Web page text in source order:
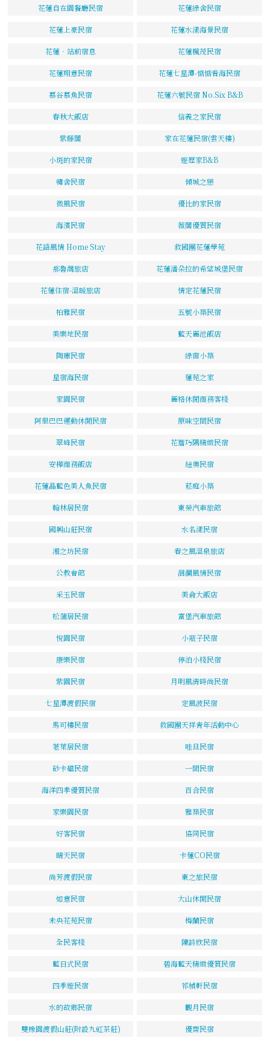
花蓮自在園餐廳民宿 花蓮綠舍民宿
花蓮上豪民宿 花蓮水漾海景民宿
花蓮‧站前宿息 花蓮楓茂民宿
花蓮翔意民宿 花蓮七星潭-惦惦看海民宿
慕谷慕魚民宿 花蓮六號民宿 No.Six B&B
春秋大飯店 信義之家民宿
紫藤閣 家在花蓮民宿(雲天樓)
小斑的家民宿 遊歷家B&B
韓舍民宿 傾城之戀
微風民宿 優比的家民宿
海濱民宿 薇閣優質民宿
花語風情 Home Stay 救國團花蓮學苑
那魯灣旅店 花蓮潘朵拉的希望城堡民宿
花蓮住宿-溫暖旅店 情定花蓮民宿
柏雅民宿 五號小築民宿
美樂地民宿 藍天麗池飯店
陶庫民宿 綠窗小築
星宿海民宿 蓮苑之家
家園民宿 麗格休閒商務客棧
阿里巴巴運動休閒民宿 原味空間民宿
翠峰民宿 花簷巧隅精緻民宿
安樺商務飯店 紐奧民宿
花蓮晶藍色美人魚民宿 菘庭小築
翰林居民宿 東榮汽車旅館
國興山莊民宿 水名漾民宿
湘之坊民宿 春之風溫泉旅店
公教會館 洄瀾風情民宿
采玉民宿 美侖大飯店
松蒲居民宿 富堡汽車旅館
悅園民宿 小瓶子民宿
康樂民宿 停泊小棧民宿
紫園民宿 月明風清時尚民宿
七星潭渡假民宿 定風波民宿
馬可樓民宿 救國團天祥青年活動中心
荖萊居民宿 哇旦民宿
砂卡礑民宿 一間民宿
海洋四季優質民宿 百合民宿
家樂園民宿 雅築民宿
好客民宿 協同民宿
晴天民宿 卡蓮CO民宿
尚芳渡假民宿 東之旅民宿
如意民宿 大山休閒民宿
未央花苑民宿 梅蘭民宿
全民客棧 陳詩欣民宿
藍日式民宿 碧海藍天精緻優質民宿
四季遊民宿 祁楨軒民宿
水的故鄉民宿 觀月民宿
雙橡園渡假山莊(附設九虹茶莊) 優齋民宿